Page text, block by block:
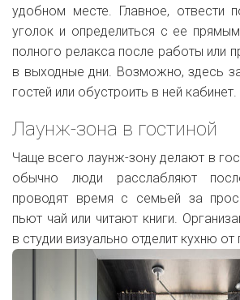
удобном месте. Главное, отвести
уголок и определиться с ее
полного релакса после работы или
в выходные дни. Возможно, здесь
гостей или обустроить в ней кабинет.
Лаунж-зона в гостиной
Чаще всего лаунж-зону делают в
обычно люди расслабляют
проводят время с семьей за
пьют чай или читают книги.
в студии визуально отделит кухню от